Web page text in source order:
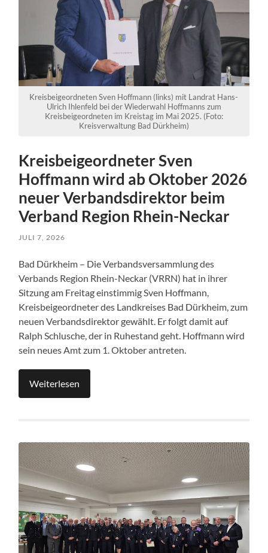
Kreisbeigeordneten Sven Hoffmann (links) mit Landrat Hans-
Ulrich Ihlenfeld bei der Wiederwahl Hoffmanns zum
Kreisbeigeordneten im Kreistag im Mai 2025. (Foto:
Kreisverwaltung Bad Dürkheim)
Kreisbeigeordneter Sven
Hoffmann wird ab Oktober 2026
neuer Verbandsdirektor beim
Verband Region Rhein-Neckar
JULI 7, 2026
Bad Dürkheim – Die Verbandsversammlung des
Verbands Region Rhein-Neckar (VRRN) hat in ihrer
Sitzung am Freitag einstimmig Sven Hoffmann,
Kreisbeigeordneter des Landkreises Bad Dürkheim, zum
neuen Verbandsdirektor gewählt. Er folgt damit auf
Ralph Schlusche, der in Ruhestand geht. Hoffmann wird
sein neues Amt zum 1. Oktober antreten.
Weiterlesen